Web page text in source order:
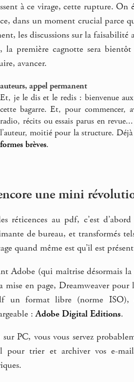
à ce virage, cette rupture. On
dans un moment crucial parce
les discussions sur la
la première cagnotte sera
avancer.
auteurs, appel permanent
Et, je le dis et le redis : bienvenue
cette bagarre. Et, pour commencer,
radio, récits ou essais parus en
l’auteur, moitié pour la structure.
formes brèves.
une mini
réticences au pdf, c’est
de bureau, et transformés
quand même est qu’il est
Adobe (qui maîtrise désormais
mise en page, Dreamweaver
un format libre (norme ISO),
:Adobe Digital Editions.
PC, vous vous servez
pour trier et archiver vos e-